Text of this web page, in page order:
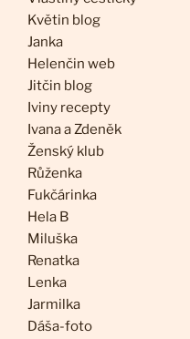
Květin blog
Janka
Helenčin web
Jitčin blog
Iviny recepty
Ivana a Zdeněk
Ženský klub
Růženka
Fukčárinka
Hela B
Miluška
Renatka
Lenka
Jarmilka
Dáša-foto